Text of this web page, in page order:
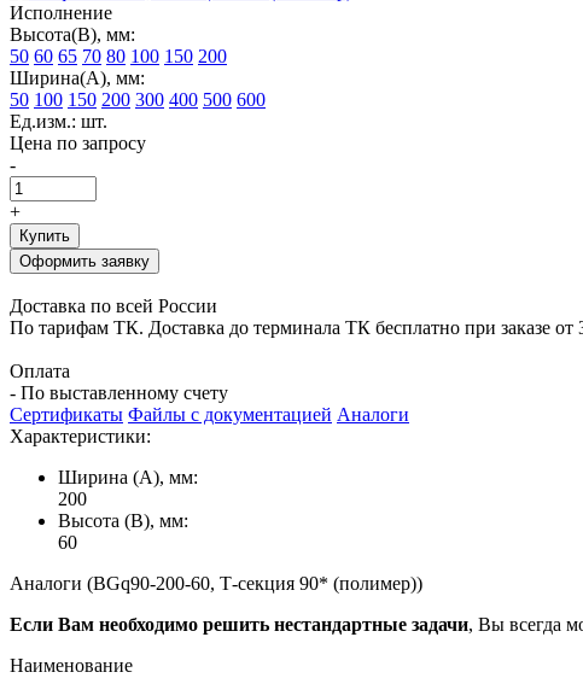
Исполнение
Высота(В), мм:
50 60 65 70 80 100 150 200
Ширина(А), мм:
50 100 150 200 300 400 500 600
Ед.изм.: шт.
Цена по запросу
-
+
Купить
Оформить заявку
Доставка по всей России
По тарифам ТК. Доставка до терминала ТК бесплатно при заказе от
Оплата
- По выставленному счету
Сертификаты Файлы с документацией Аналоги
Характеристики:
Ширина (А), мм:
200
Высота (В), мм:
60
Аналоги (BGq90-200-60, Т-секция 90* (полимер))
Если Вам необходимо решить нестандартные задачи, Вы всегда
Наименование